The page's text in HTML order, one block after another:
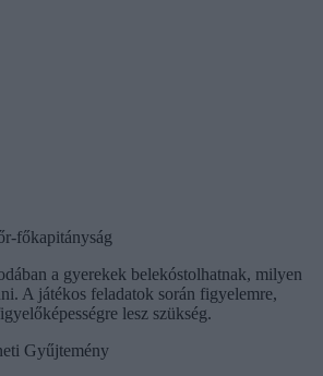
főkapitányság
a gyerekek belekóstolhatnak, milyen
A játékos feladatok során figyelemre,
lesz szükség.
Gyűjtemény